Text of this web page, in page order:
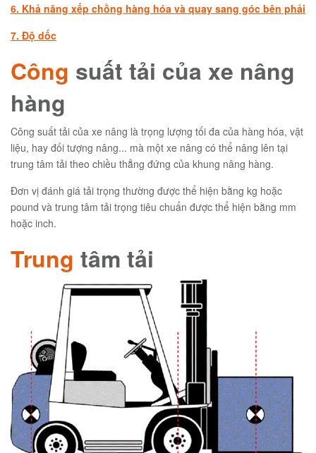
6. Khả năng xếp chồng hàng hóa và quay sang góc bên phải
7. Độ dốc
Công suất tải của xe nâng
hàng
Công suất tải của xe nâng là trọng lượng tối đa của hàng hóa, vật
liệu, hay đối tượng nâng... mà một xe nâng có thể nâng lên tại
trung tâm tải theo chiều thẳng đứng của khung nâng hàng.
Đơn vị đánh giá tải trọng thường được thể hiện bằng kg hoặc
pound và trung tâm tải trọng tiêu chuẩn được thể hiện bằng mm
hoặc inch.
Trung tâm tải